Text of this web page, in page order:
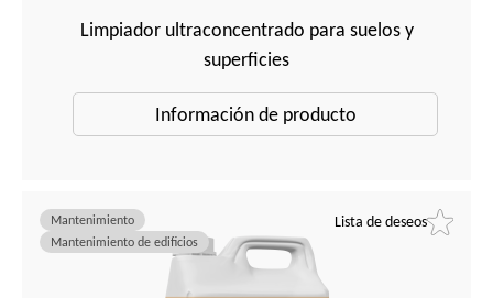
Limpiador ultraconcentrado para suelos y
superficies
Información de producto
Lista de deseos
Mantenimiento
Mantenimiento de edificios